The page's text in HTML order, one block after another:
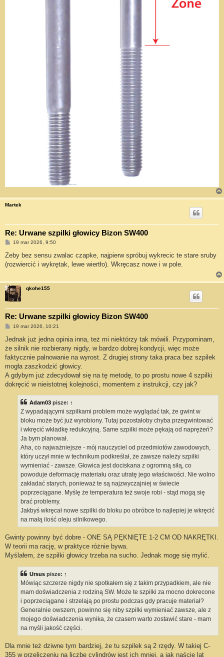
Martek
Re: Urwane szpilki głowicy Bizon SW400
P
s
19 mar 2026, 9:50
Zeby bez sensu zwalac czapke, najpierw spróbuj wykrecic te stare sruby
(rozwiercić i wykrętak, lewe wiertło). Wkręcasz nowe i w pole.
qkohe155
Re: Urwane szpilki głowicy Bizon SW400
P
s
19 mar 2026, 10:21
Jednak już jedna opinia inna, też mi niektórzy tak mówili. Przypominam,
że silnik nie rozbierany nigdy, w bardzo dobrej kondycji, więc może
faktycznie palnowanie na wyrost. Z drugiej strony taka praca bez szpilek
mogła zaszkodzić głowicy.
A gdybym już zdecydował się na tę metodę, to po prostu nowe 4 szpilki
dokręcić w nieistotnej kolejności, momentem z instrukcji, czy jak?
Adam03 pisze: ↑
Z wypadającymi szpilkami problem może wyglądać tak, że gwint w
bloku może być już wyrobiony. Tutaj pozostałoby chyba przegwintować
i wkręcić wkładkę redukcyjną. Same szpilki może pękają od naprężeń?
Ja bym planował.
Aha, co najważniejsze - mój nauczyciel od przedmiotów zawodowych,
który uczył mnie w technikum podkreślał, że zawsze należy szpilki
wymieniać - zawsze. Głowica jest dociskana z ogromną siłą, co
powoduje deformację materiału oraz utratę jego właściwości. Nie wolno
zakładać starych, ponieważ te są najzwyczajniej w świecie
poprzeciągane. Myślę że temperatura też swoje robi - stąd mogą się
brać problemy.
Jakbyś wkręcał nowe szpilki do bloku po obróbce to najlepiej je wkręcić
na małą ilość oleju silnikowego.
Gwinty powinny być dobre - ONE SĄ PĘKNIĘTE 1-2 CM OD NAKRĘTKI.
W teorii ma rację, w praktyce różnie bywa.
Myślałem, że szpilki głowicy trzeba na sucho. Jednak mogę się mylić.
Ursus pisze: ↑
Mówiąc szczerze nigdy nie spotkałem się z takim przypadkiem, ale nie
mam doświadczenia z rodziną SW. Może te szpilki za mocno dokrecone
i poprzeciągane i strzelają po prostu podczas gdy pracuje materiał?
Generalnie owszem, powinno się niby szpilki wymieniać zawsze, ale z
mojego doświadczenia wynika, że czasem warto zostawić stare - mam
na myśli jakość części.
Dla mnie też dziwne tym bardziej, że tu szpilek są 2 rzędy. W takiej C-
355 w przeliczeniu na liczbę cylindrów jest ich mniej, a jak naście lat